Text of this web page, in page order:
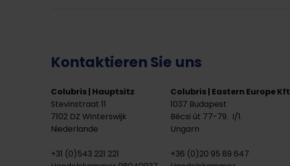
Kontaktieren Sie uns
Colubris | Hauptsitz
Stevinstraat 11
7102 DZ Winterswijk
Niederlande
+31 (0)543 221 221
Colubris | Eastern Europe Kft
1037 Budapest
Bécsi út 77-79. I/1.
Ungarn
+36 (0)20 95 89 647